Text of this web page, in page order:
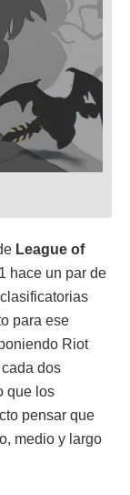
League of
hace un par de
para ese
Riot
dos
que los
pensar que
medio y largo